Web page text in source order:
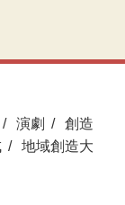
演劇
創造
地域創造大